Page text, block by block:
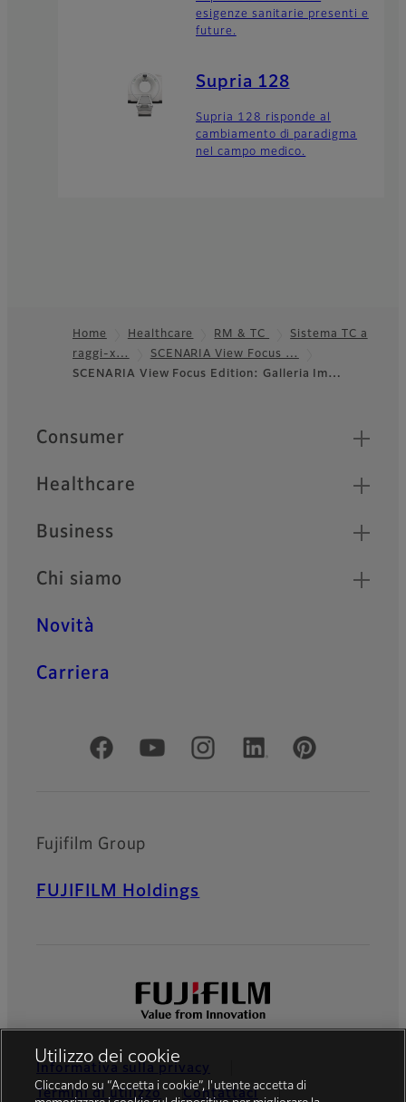
esigenze sanitarie presenti e
future.
Supria 128
Supria 128 risponde al
cambiamento di paradigma
nel campo medico.
Footer
Home Healthcare RM & TC
Sistema TC a
raggi-x…
SCENARIA View Focus …
SCENARIA View Focus Edition: Galleria Im…
Quick Links
Consumer
Healthcare
Business
Chi siamo
Novità
Carriera
Social media ufficiali
Fujifilm Group
FUJIFILM Holdings
Informativa sulla privacy
Termini di utilizzo
Contattaci
Utilizzo dei cookie
Cliccando su “Accetta i cookie”, l'utente accetta di